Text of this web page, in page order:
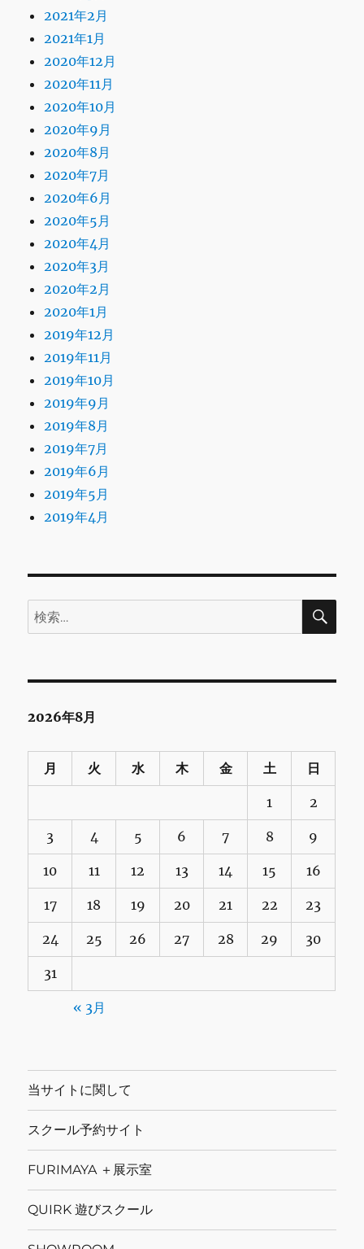
2021年2月
2021年1月
2020年12月
2020年11月
2020年10月
2020年9月
2020年8月
2020年7月
2020年6月
2020年5月
2020年4月
2020年3月
2020年2月
2020年1月
2019年12月
2019年11月
2019年10月
2019年9月
2019年8月
2019年7月
2019年6月
2019年5月
2019年4月
検
索:
検
2026年8月
月 火 水 木 金 土 日
1 2
3 4 5 6 7 8 9
10 11 12 13 14 15 16
17 18 19 20 21 22 23
24 25 26 27 28 29 30
31
« 3月
当サイトに関して
スクール予約サイト
FURIMAYA ＋展示室
QUIRK 遊びスクール